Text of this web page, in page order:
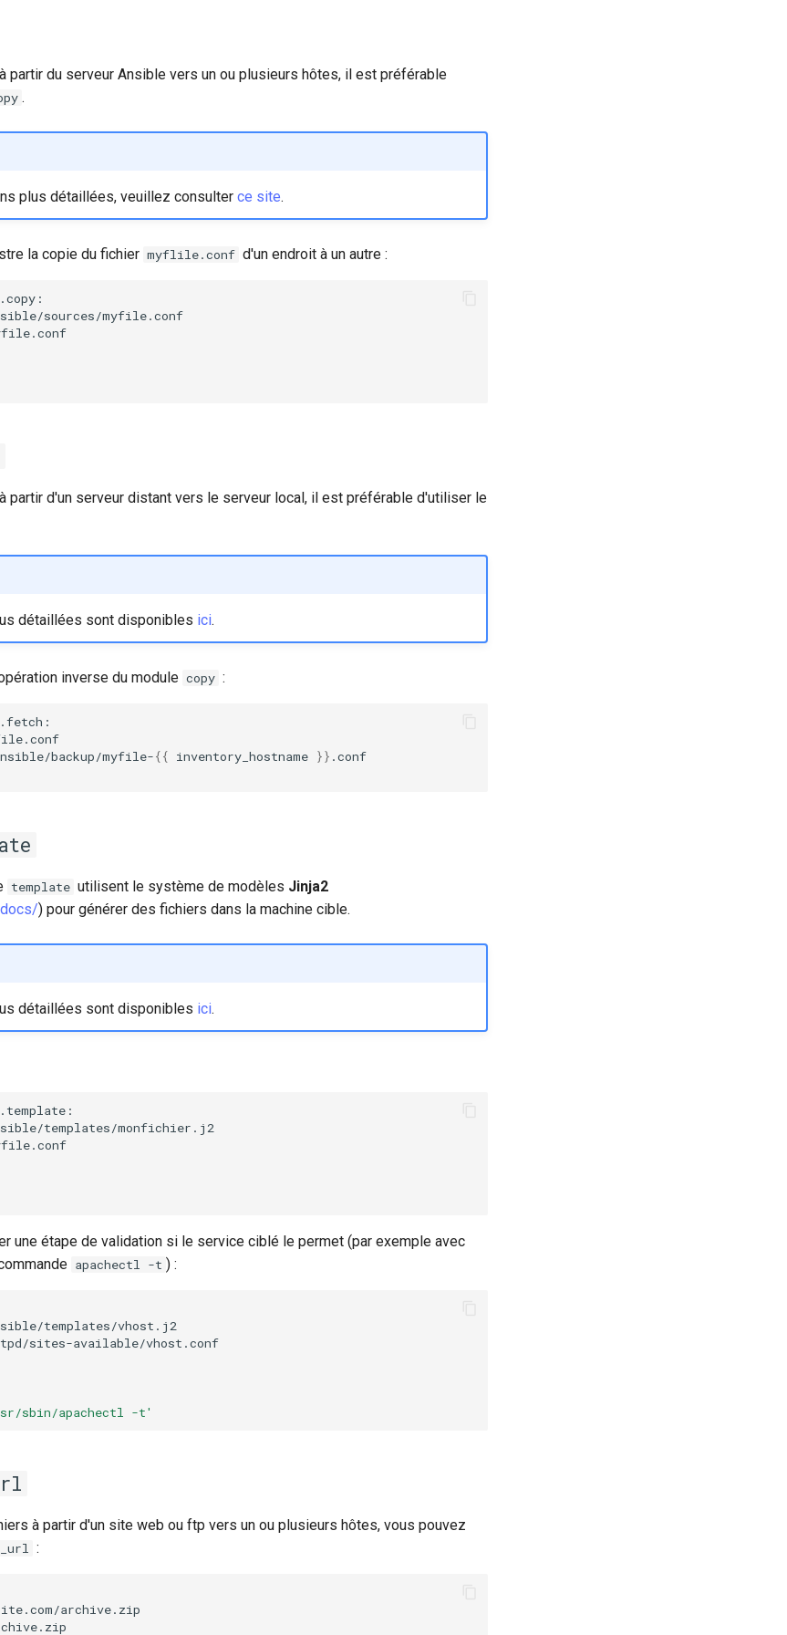
partir du serveur Ansible vers un ou plusieurs hôtes, il est préférable
.
plus détaillées, veuillez consulter ce site.
la copie du fichier myflile.conf d'un endroit à un autre :
partir d'un serveur distant vers le serveur local, il est préférable d'utiliser le
détaillées sont disponibles ici.
inverse du module copy :
backup/myfile-{{ inventory_hostname }}
template utilisent le système de modèles Jinja2
) pour générer des fichiers dans la machine cible.
détaillées sont disponibles ici.
une étape de validation si le service ciblé le permet (par exemple avec
apachectl -t ) :
sbin/apachectl -t'
à partir d'un site web ou ftp vers un ou plusieurs hôtes, vous pouvez
: